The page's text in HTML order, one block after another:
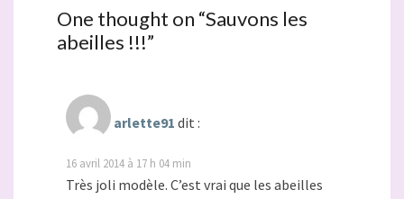
One thought on “Sauvons les
abeilles !!!”
arlette91 dit :
16 avril 2014 à 17 h 04 min
Très joli modèle. C’est vrai que les abeilles